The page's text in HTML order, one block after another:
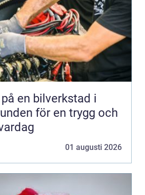
en bilverkstad i
för en trygg och
01 augusti 2026